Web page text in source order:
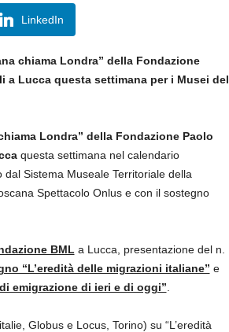
LinkedIn
chiama Londra” della Fondazione
a Lucca questa settimana per i Musei del
Londra” della Fondazione Paolo
questa settimana nel calendario
dal Sistema Museale Territoriale della
Spettacolo Onlus e con il sostegno
BML a Lucca, presentazione del n.
“L’eredità delle migrazioni italiane” e
emigrazione di ieri e di oggi”
Globus e Locus, Torino) su “L’eredità